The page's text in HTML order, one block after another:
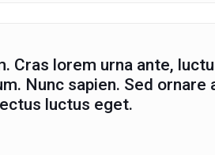
Cras lorem urna ante,
Nunc sapien. Sed ornare
luctus eget.